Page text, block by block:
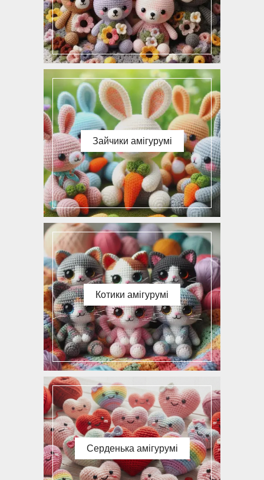
Зайчики амігурумі
Котики амігурумі
Серденька амігурумі